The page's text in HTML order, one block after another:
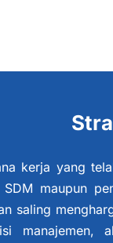
kerja yang
maupun
saling
manajemen,